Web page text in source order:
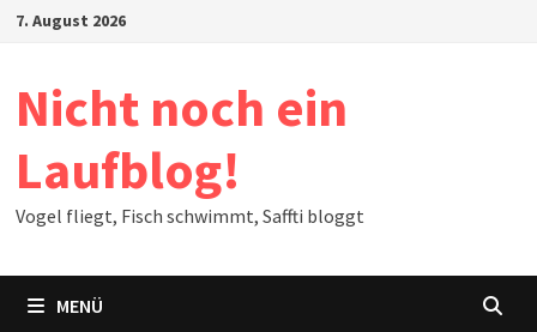
Zum7. August 2026
Nicht noch ein
Laufblog!
Vogel fliegt, Fisch schwimmt, Saffti bloggt
MENÜ